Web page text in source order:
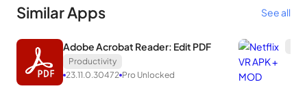
Similar Apps See all
Adobe Acrobat Reader: Edit PDF
Productivity
23.11.0.30472 Pro Unlocked